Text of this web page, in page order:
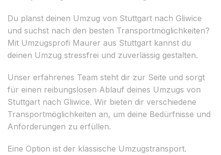
Du planst deinen Umzug von Stuttgart nach Gliwice
und suchst nach den besten Transportmöglichkeiten?
Mit Umzugsprofi Maurer aus Stuttgart kannst du
deinen Umzug stressfrei und zuverlässig gestalten.
Unser erfahrenes Team steht dir zur Seite und sorgt
für einen reibungslosen Ablauf deines Umzugs von
Stuttgart nach Gliwice. Wir bieten dir verschiedene
Transportmöglichkeiten an, um deine Bedürfnisse und
Anforderungen zu erfüllen.
Eine Option ist der klassische Umzugstransport.